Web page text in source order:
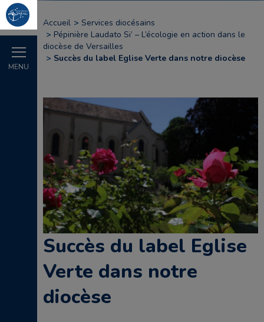
MENU
Accueil
Services diocésains
Pépinière Laudato Si’ – L’écologie en action dans le
diocèse de Versailles
Succès du label Eglise Verte dans notre diocèse
Succès du label Eglise
Verte dans notre
diocèse